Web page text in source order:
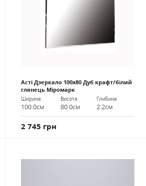
Асті Дзеркало 100х80 Дуб крафт/білий
глянець Міромарк
Ширина
100.0см
Висота
80.0см
Глибина
2.2см
2 745 грн